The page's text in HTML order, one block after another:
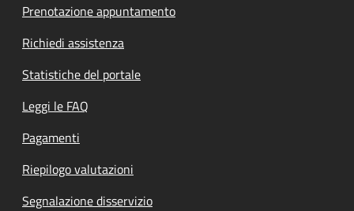
Prenotazione appuntamento
Richiedi assistenza
Statistiche del portale
Leggi le FAQ
Pagamenti
Riepilogo valutazioni
Segnalazione disservizio